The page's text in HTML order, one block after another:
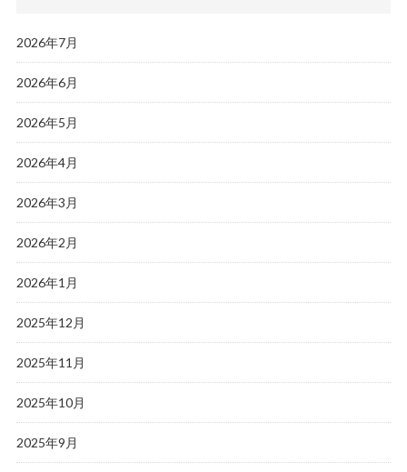
2026年7月
2026年6月
2026年5月
2026年4月
2026年3月
2026年2月
2026年1月
2025年12月
2025年11月
2025年10月
2025年9月